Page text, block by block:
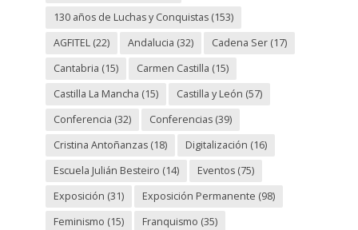
130 años de Luchas y Conquistas(153)
AGFITEL(22) Andalucia (32) Cadena Ser(17)
Cantabria (15) Carmen Castilla (15)
Castilla La Mancha (15) Castilla y León (57)
Conferencia (32) Conferencias(39)
Cristina Antoñanzas(18) Digitalización (16)
Escuela Julián Besteiro (14) Eventos(75)
Exposición (31) Exposición Permanente (98)
Feminismo (15) Franquismo (35)